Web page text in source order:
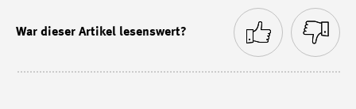
War dieser Artikel lesenswert?